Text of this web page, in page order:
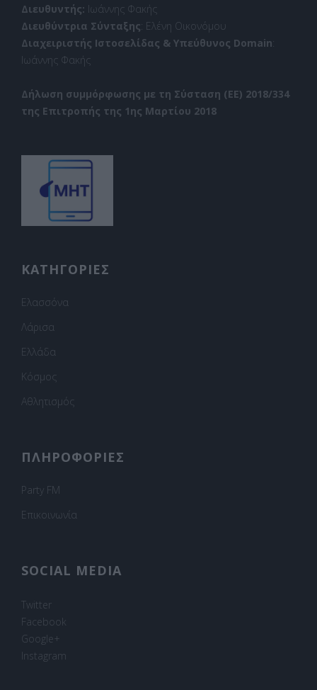
Διευθυντής: Ιωάννης Φακής
Διευθύντρια Σύνταξης: Ελένη Οικονόμου
Διαχειριστής Ιστοσελίδας & Υπεύθυνος Domain:
Ιωάννης Φακής
Δήλωση συμμόρφωσης με τη Σύσταση (ΕΕ) 2018/334
της Επιτροπής της 1ης Μαρτίου 2018
ΚΑΤΗΓΟΡΙΕΣ
Ελασσόνα
Λάρισα
Ελλάδα
Κόσμος
Αθλητισμός
ΠΛΗΡΟΦΟΡΙΕΣ
Party FM
Επικοινωνία
SOCIAL MEDIA
Twitter
Facebook
Google+
Instagram